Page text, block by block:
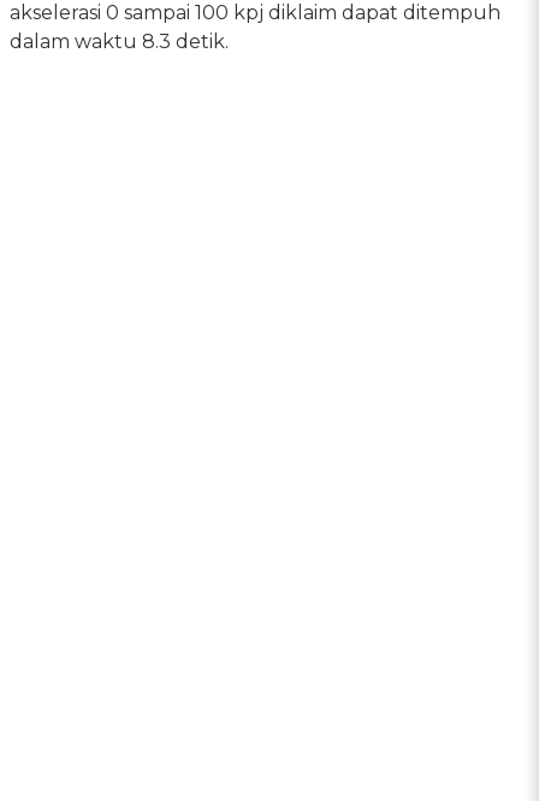
akselerasi 0 sampai 100 kpj diklaim dapat ditempuh
dalam waktu 8.3 detik.